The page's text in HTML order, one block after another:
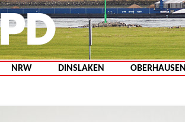
NRW DINSLAKEN OBERHAUSEN